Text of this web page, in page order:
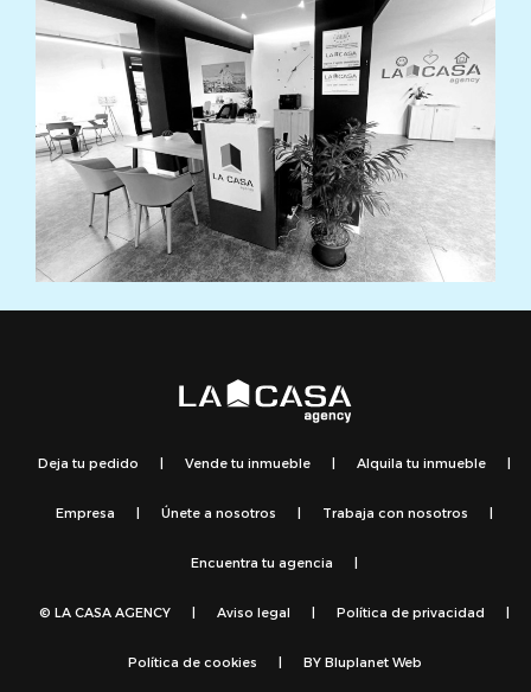
Deja tu pedido Vende tu inmueble Alquila tu inmueble
Empresa Únete a nosotros Trabaja con nosotros
Encuentra tu agencia
© LA CASA AGENCY Aviso legal Política de privacidad
Política de cookies BY Bluplanet Web